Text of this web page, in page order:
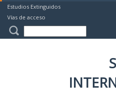
Estudios Extinguidos
Vías de acceso